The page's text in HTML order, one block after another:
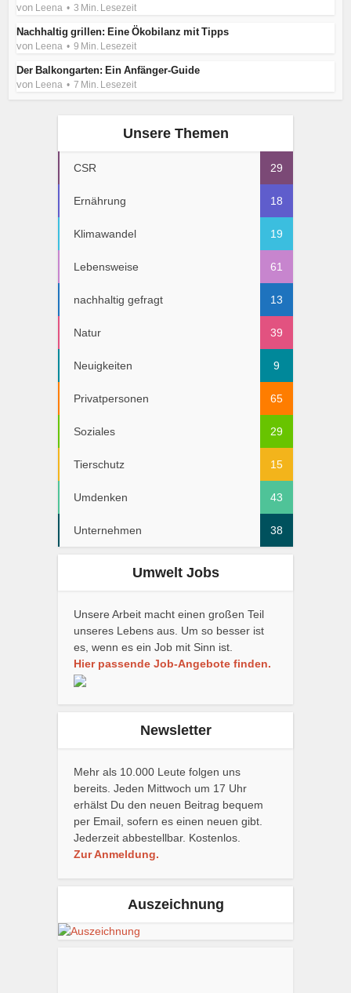
von Leena 3 Min. Lesezeit
Nachhaltig grillen: Eine Ökobilanz mit Tipps
von Leena 9 Min. Lesezeit
Der Balkongarten: Ein Anfänger-Guide
von Leena 7 Min. Lesezeit
Unsere Themen
CSR 29
Ernährung 18
Klimawandel 19
Lebensweise 61
nachhaltig gefragt 13
Natur 39
Neuigkeiten 9
Privatpersonen 65
Soziales 29
Tierschutz 15
Umdenken 43
Unternehmen 38
Umwelt Jobs
Unsere Arbeit macht einen großen Teil
unseres Lebens aus. Um so besser ist
es, wenn es ein Job mit Sinn ist.
Hier passende Job-Angebote finden.
Newsletter
Mehr als 10.000 Leute folgen uns
bereits. Jeden Mittwoch um 17 Uhr
erhälst Du den neuen Beitrag bequem
per Email, sofern es einen neuen gibt.
Jederzeit abbestellbar. Kostenlos.
Zur Anmeldung.
Auszeichnung